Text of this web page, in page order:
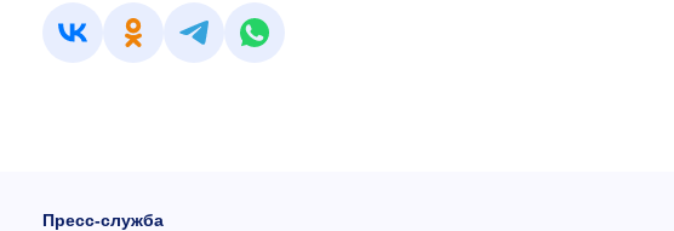
Пресс-служба